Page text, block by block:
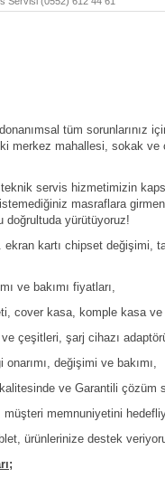
tüm sorunlarınız
merkez mahallesi, sokak
servis hizmetimizin
masraflara
doğrultuda yürütüyoruz!
ekran kartı chipset değişimi,
ve bakımı fiyatları,
cover kasa, komple kasa ve
çeşitleri, şarj cihazı
onarımı, değişimi ve bakımı,
ve Garantili çözüm
memnuniyetini
ürünlerinize destek